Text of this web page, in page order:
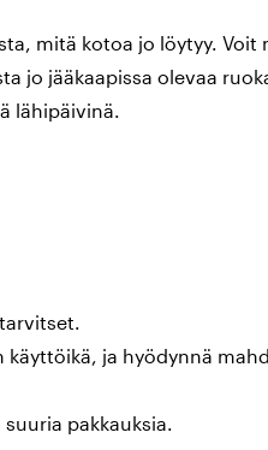
mitä kotoa jo löytyy.
jo jääkaapissa olevaa
lähipäivinä.
käyttöikä, ja hyödynnä
pakkauksia.